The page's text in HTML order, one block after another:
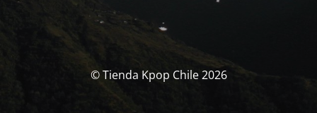
© Tienda Kpop Chile 2026